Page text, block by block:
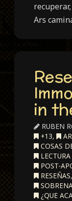
Ars
in
RUBEN
+13,
COSAS
POST-
RESEÑAS
¿QUE